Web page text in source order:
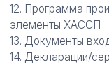
12. Программа
элементы ХАССП
13. Документы
14. Декларации/